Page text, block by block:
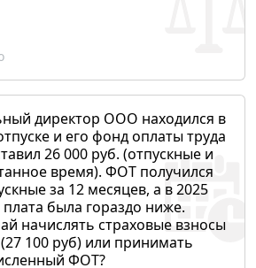
директор ООО находился в
и его фонд оплаты труда
26 000 руб. (отпускные и
время). ФОТ получился
за 12 месяцев, а в 2025
плата была гораздо ниже.
начислять страховые взносы
100 руб) или принимать
ФОТ?